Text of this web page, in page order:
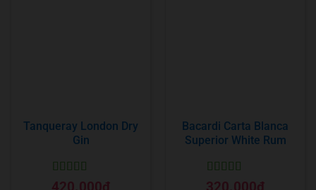
Tanqueray London Dry
Gin
Được xếp
Bacardi Carta Blanca
Superior White Rum
Được xếp